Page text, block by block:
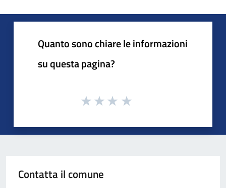
Quanto sono chiare le informazioni
su questa pagina?
Contatta il comune